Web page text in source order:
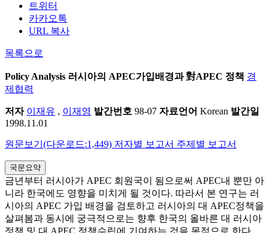
트위터
카카오톡
URL 복사
목록으로
Policy Analysis 러시아의 APEC가입배경과 對APEC 정책 경
제협력
저자 이재유 , 이재영 발간번호 98-07 자료언어 Korean 발간일
1998.11.01
원문보기(다운로드:1,449) 저자별 보고서 주제별 보고서
국문요약
금년부터 러시아가 APEC 회원국이 됨으로써 APEC내 뿐만 아
니라 한국에도 영향을 미치게 될 것이다. 따라서 본 연구는 러
시아의 APEC 가입 배경을 검토하고 러시아의 대 APEC정책을
살펴봄과 동시에 궁극적으로는 향후 한국의 올바른 대 러시아